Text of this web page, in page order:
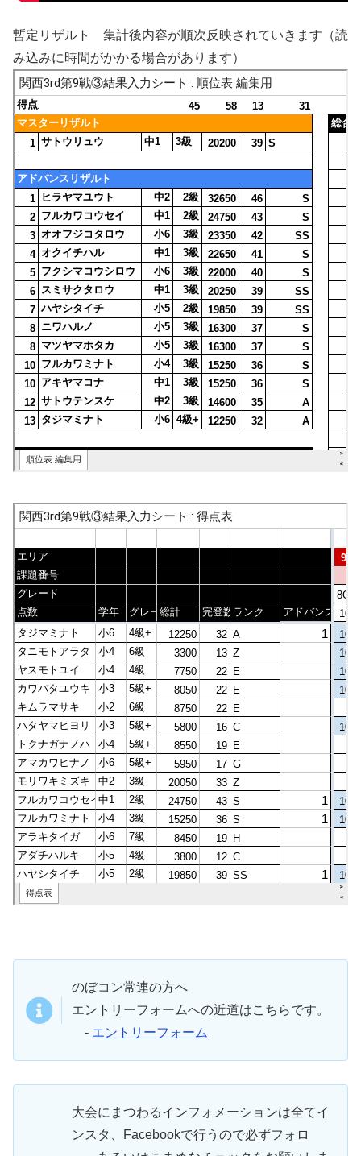
暫定リザルト 集計後内容が順次反映されていきます（読
み込みに時間がかかる場合があります）
のぼコン常連の方へ
エントリーフォームへの近道はこちらです。
- エントリーフォーム
大会にまつわるインフォメーションは全てイ
ンスタ、Facebookで行うので必ずフォロ